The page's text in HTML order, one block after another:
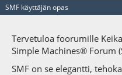
SMF käyttäjän opas
Tervetuloa foorumille
Simple Machines® Forum
SMF on se elegantti,